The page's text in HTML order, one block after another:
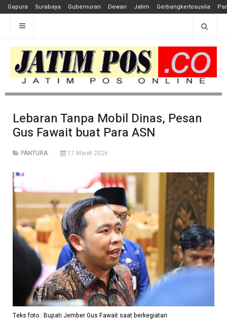
Gapura Surabaya Gubernuran Dewan Jatim Gerbangkertosusila
Lebaran Tanpa Mobil Dinas, Pesan
Gus Fawait buat Para ASN
PANTURA 17 Maret 2026
Teks foto : Bupati Jember Gus Fawait saat berkegiatan